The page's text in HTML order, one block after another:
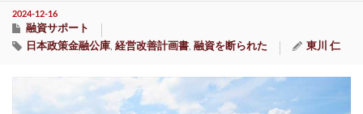
2024-12-16
融資サポート
日本政策金融公庫 経営改善計画書 融資を断られた 東川 仁